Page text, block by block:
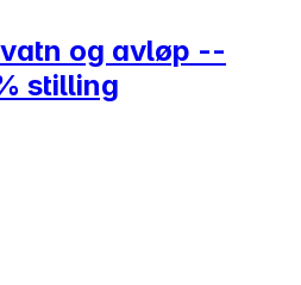
og avløp --
stilling